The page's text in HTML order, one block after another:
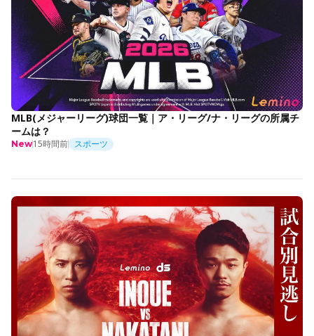
MLB(メジャーリーグ)球団一覧｜ア・リーグ/ナ・リーグの所属チ
ームは？
New15時間前 スポーツ